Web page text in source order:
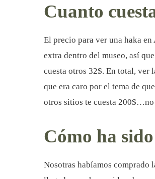
Cuanto
El precio para ver una haka
extra dentro del museo, así
cuesta otros 32$. En total, ver
que era caro por el tema de
otros sitios te cuesta 200$…no
Cómo ha
Nosotras habíamos comprado